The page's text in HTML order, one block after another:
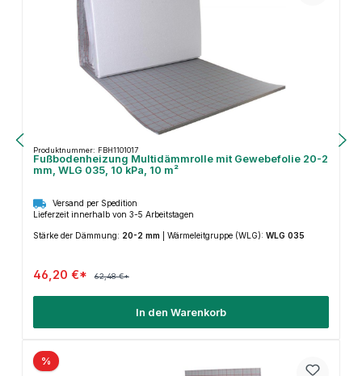
Produktnummer: FBH1101017
Fußbodenheizung Multidämmrolle mit Gewebefolie 20-2
mm, WLG 035, 10 kPa, 10 m²
Versand per Spedition
Lieferzeit innerhalb von 3-5 Arbeitstagen
Stärke der Dämmung: 20-2 mm Wärmeleitgruppe (WLG): WLG 035
46,20 €* 62,48 €*
In den Warenkorb
%